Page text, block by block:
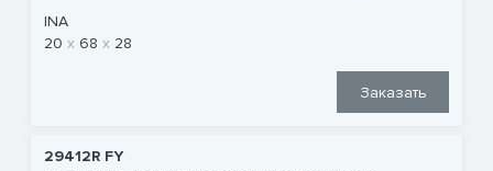
INA
20
68 28
Заказать
29412R FY